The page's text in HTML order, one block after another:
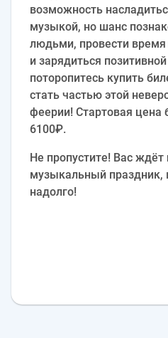
возможность
музыкой, но шанс
людьми, провести
и зарядиться
поторопитесь купить
стать частью этой
феерии! Стартовая цена
6100₽.
Не пропустите! Вас
музыкальный праздник,
надолго!